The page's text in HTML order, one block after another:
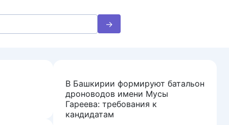
В Башкирии формируют батальон
дроноводов имени Мусы
Гареева: требования к
кандидатам